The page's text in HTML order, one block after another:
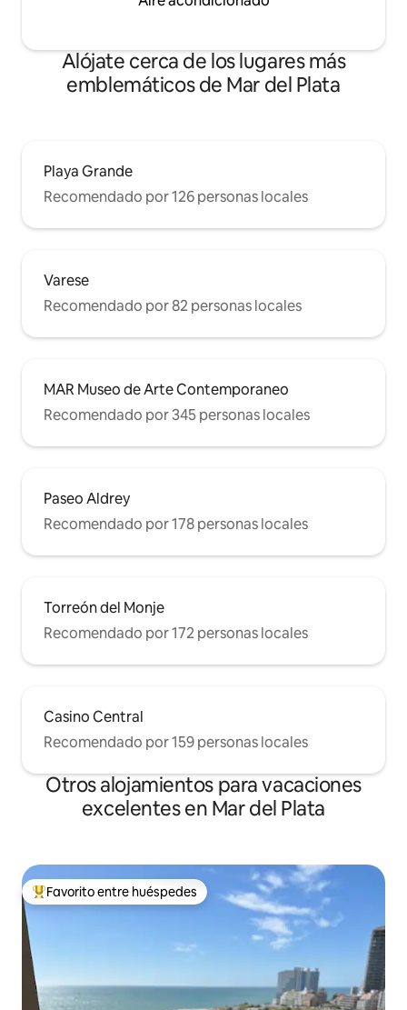
Alójate cerca de los lugares más
emblemáticos de Mar del Plata
Playa Grande
Recomendado por 126 personas locales
Varese
Recomendado por 82 personas locales
MAR Museo de Arte Contemporaneo
Recomendado por 345 personas locales
Paseo Aldrey
Recomendado por 178 personas locales
Torreón del Monje
Recomendado por 172 personas locales
Casino Central
Recomendado por 159 personas locales
Otros alojamientos para vacaciones
excelentes en Mar del Plata
Favorito entre huéspedes preferido
Favorito entre huéspedes